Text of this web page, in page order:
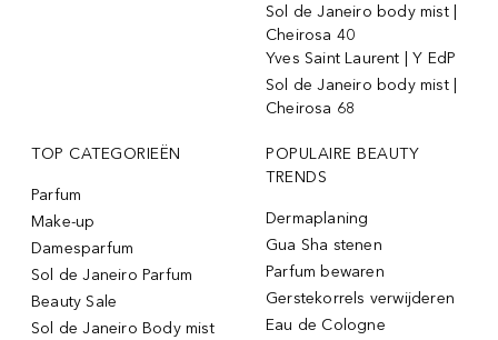
Sol de Janeiro body mist |
Cheirosa 40
Yves Saint Laurent | Y EdP
Sol de Janeiro body mist |
Cheirosa 68
TOP CATEGORIEËN
Parfum
Make-up
Damesparfum
Sol de Janeiro Parfum
Beauty Sale
Sol de Janeiro Body mist
POPULAIRE BEAUTY
TRENDS
Dermaplaning
Gua Sha stenen
Parfum bewaren
Gerstekorrels verwijderen
Eau de Cologne